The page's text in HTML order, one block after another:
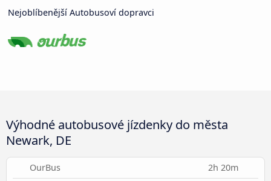
Nejoblíbenější Autobusoví dopravci
Výhodné autobusové jízdenky do města
Newark, DE
OurBus 2h 20m